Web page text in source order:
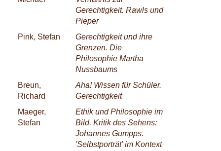
Gerechtigkeit. Rawls und
Pieper
Pink, Stefan
Gerechtigkeit und ihre
Grenzen. Die
Philosophie Martha
Nussbaums
Breun,
Richard
Aha! Wissen für Schüler.
Gerechtigkeit
Maeger,
Stefan
Ethik und Philosophie im
Bild. Kritik des Sehens:
Johannes Gumpps.
'Selbstporträt' im Kontext